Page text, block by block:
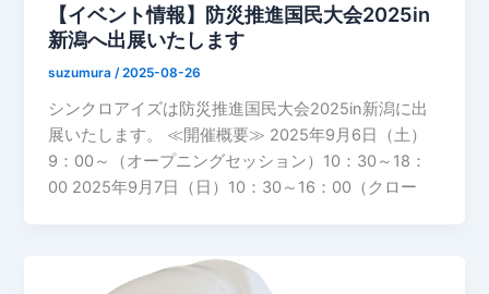
【イベント情報】防災推進国民大会2025in
新潟へ出展いたします
suzumura/2025-08-26
シンクロアイズは防災推進国民大会2025in新潟に出
展いたします。 ≪開催概要≫ 2025年9月6日（土）
9：00～（オープニングセッション）10：30～18：
00 2025年9月7日（日）10：30～16：00（クロー